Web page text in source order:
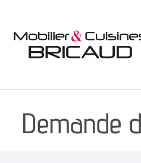
Demande